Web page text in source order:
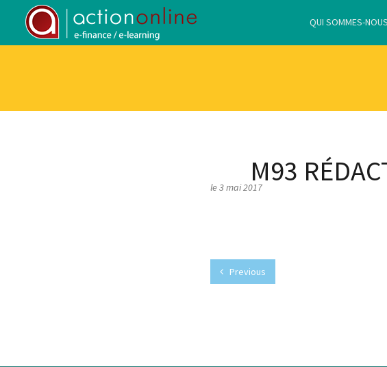
QUI SOMMES-
M93
le 3 mai 2017
Previous